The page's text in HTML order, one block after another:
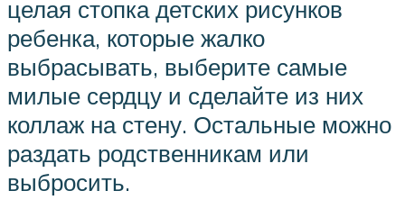
целая стопка детских рисунков
ребенка, которые жалко
выбрасывать, выберите самые
милые сердцу и сделайте из них
коллаж на стену. Остальные можно
раздать родственникам или
выбросить.